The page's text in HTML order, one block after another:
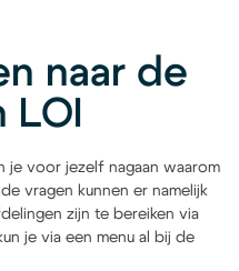
naar de
je voor jezelf nagaan waarom
vragen kunnen er namelijk
zijn te bereiken via
je via een menu al bij de